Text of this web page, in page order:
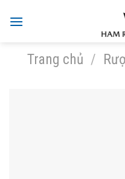
Trang chủ /